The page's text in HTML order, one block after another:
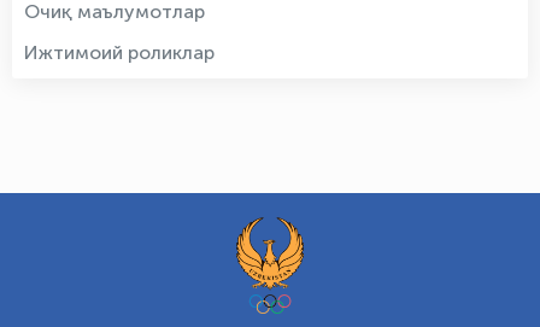
Очиқ маълумотлар
Ижтимоий роликлар